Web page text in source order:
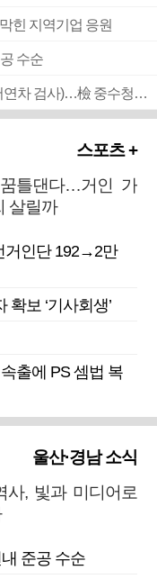
힌 지역기업 응원
수순
■ 검사 신분 버리고 직급하향(10년 이하 저연차 검사)…檢 중수청행 기피
스포츠 +
꿈틀댄다…거인 가
살릴까
거인단 192→2만
보 ‘기사회생’
출에 PS 셈법 복
울산·경남 소식
사, 빛과 미디어로
준공 수순